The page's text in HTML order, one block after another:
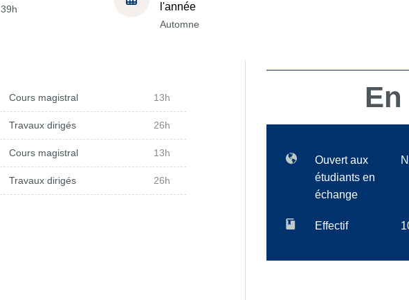
39h
l'année
Automne
Cours magistral 13h
Travaux dirigés 26h
Cours magistral 13h
Travaux dirigés 26h
Ouvert aux
étudiants en
échange
Effectif